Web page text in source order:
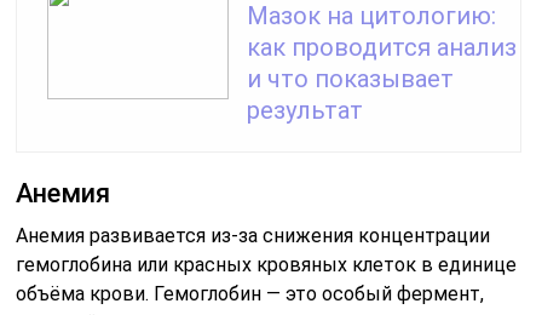
Мазок на цитологию:
как проводится анализ
и что показывает
результат
Анемия
Анемия развивается из-за снижения концентрации
гемоглобина или красных кровяных клеток в единице
объёма крови. Гемоглобин — это особый фермент,